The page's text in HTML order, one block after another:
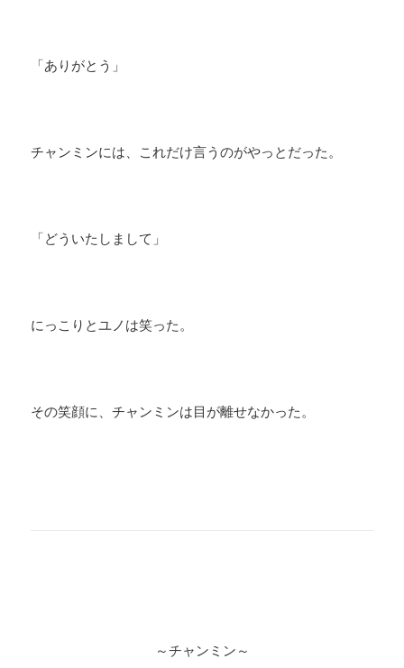
「ありがとう」
チャンミンには、これだけ言うのがやっとだった。
「どういたしまして」
にっこりとユノは笑った。
その笑顔に、チャンミンは目が離せなかった。
～チャンミン～